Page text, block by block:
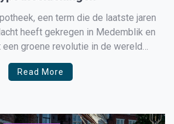
een term die de laatste jaren
heeft gekregen in Medemblik en
groene revolutie in de wereld
In dit artikel gaan we dieper in
is, waarom het
Read More